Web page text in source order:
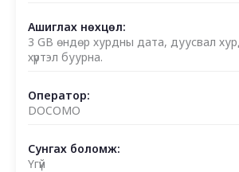
Ашиглах нөхцөл:
3 GB өндөр хурдны дата, дуусвал
хүртэл буурна.
Оператор:
DOCOMO
Сунгах боломж:
Үгүй